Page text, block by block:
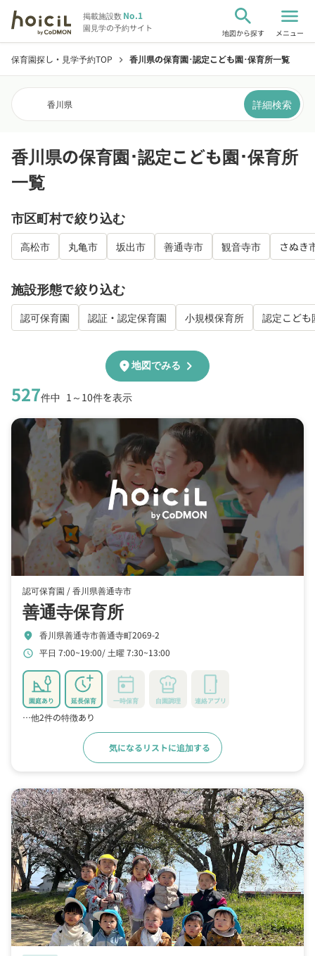
掲載施設数No.1
園見学の予約サイト
search
地図から探す
menu
メニュー
保育園探し・見学予約TOP chevron_right 香川県の保育園･認定こども園･保育所一覧
香川県 詳細検索
香川県の保育園･認定こども園･保育所
一覧
市区町村で絞り込む
高松市 丸亀市 坂出市 善通寺市 観音寺市 さぬき
施設形態で絞り込む
認可保育園 認証・認定保育園 小規模保育所 認定こども
527件中 1～10件を表示
location_on地図でみる chevron_right
認可保育園 /香川県善通寺市
善通寺保育所
location_on 香川県善通寺市善通寺町2069-2
schedule 平日 7:00~19:00 土曜 7:30~13:00
園庭あり 延長保育 一時保育 自園調理 連絡アプリ
…他2件の特徴あり
気になるリストに追加する